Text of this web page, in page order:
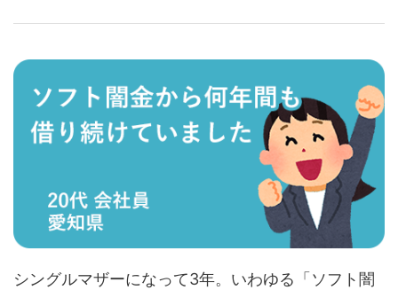
シングルマザーになって3年。いわゆる「ソフト闇